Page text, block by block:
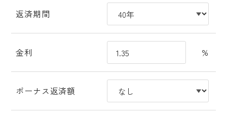
返済期間
金利 %
ボーナス返済額